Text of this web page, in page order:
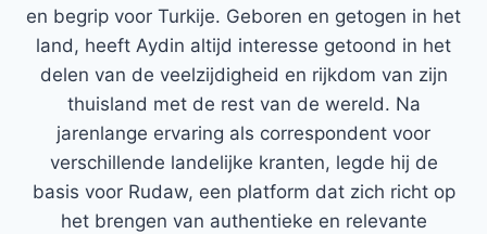
en begrip voor Turkije. Geboren en getogen in het
land, heeft Aydin altijd interesse getoond in het
delen van de veelzijdigheid en rijkdom van zijn
thuisland met de rest van de wereld. Na
jarenlange ervaring als correspondent voor
verschillende landelijke kranten, legde hij de
basis voor Rudaw, een platform dat zich richt op
het brengen van authentieke en relevante